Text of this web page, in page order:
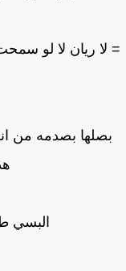
لا ريان لا لو سمحت
بصلها بصدمه من
البسي